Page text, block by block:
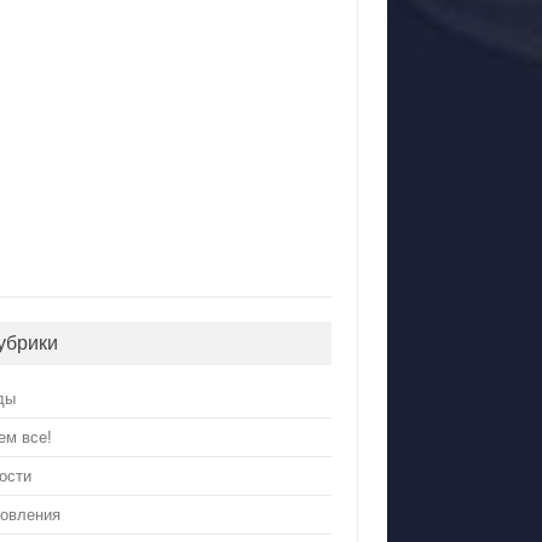
все!